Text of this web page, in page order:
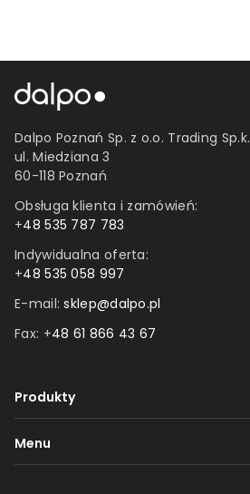
Dalpo Poznań Sp. z o.o. Trading Sp.k.
ul. Miedziana 3
60-118 Poznań
Obsługa klienta i zamówień:
+48 535 787 783
Indywidualna oferta:
+48 535 058 997
E-mail:sklep@dalpo.pl
Fax: +48 61 866 43 67
Produkty
Etykiety
Menu